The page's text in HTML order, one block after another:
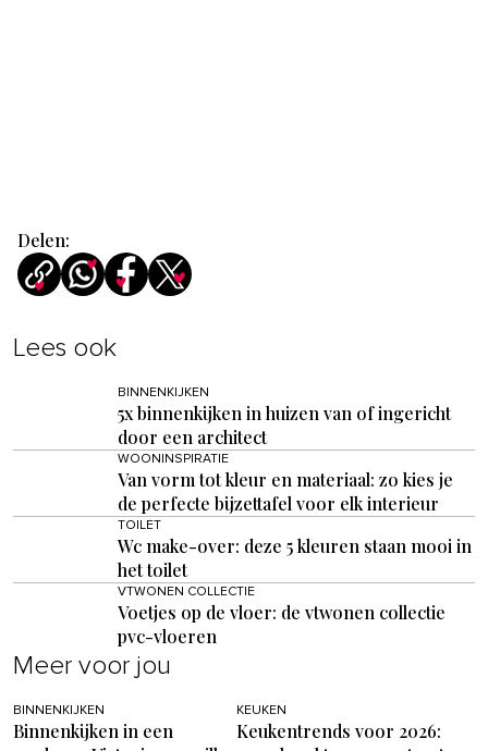
Delen:
Lees ook
BINNENKIJKEN
5x binnenkijken in huizen van of ingericht
door een architect
WOONINSPIRATIE
Van vorm tot kleur en materiaal: zo kies je
de perfecte bijzettafel voor elk interieur
TOILET
Wc make-over: deze 5 kleuren staan mooi in
het toilet
VTWONEN COLLECTIE
Voetjes op de vloer: de vtwonen collectie
pvc-vloeren
Meer voor jou
BINNENKIJKEN
Binnenkijken in een
KEUKEN
Keukentrends voor 2026: